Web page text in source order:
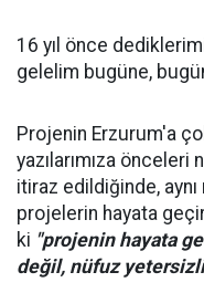
16 yıl önce
gelelim bugüne,
Projenin Erzurum'a
yazılarımıza
itiraz edildiğinde,
projelerin hayata
ki "projenin hayata
değil, nüfuz